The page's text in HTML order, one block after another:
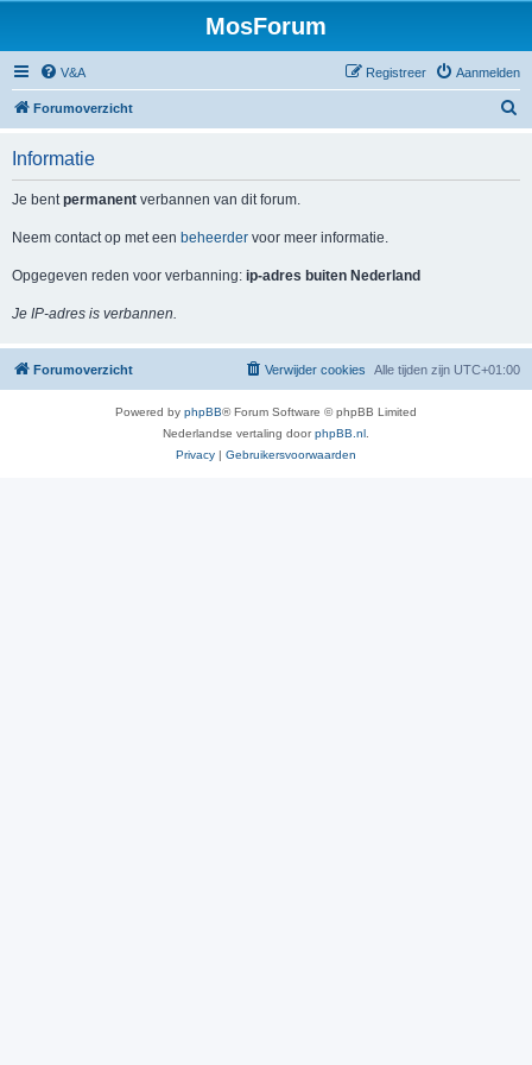
MosForum
V&A Aanmelden
Registreer
Forumoverzicht
Informatie
Je bentpermanent verbannen van dit forum.
Neem contact op met een beheerder voor meer informatie.
Opgegeven reden voor verbanning: ip-adres buiten Nederland
Je IP-adres is verbannen.
Forumoverzicht Alle tijden zijn UTC+01:00
Verwijder cookies
Powered by phpBB® Forum Software © phpBB Limited
Nederlandse vertaling doorphpBB.nl
Privacy | Gebruikersvoorwaarden